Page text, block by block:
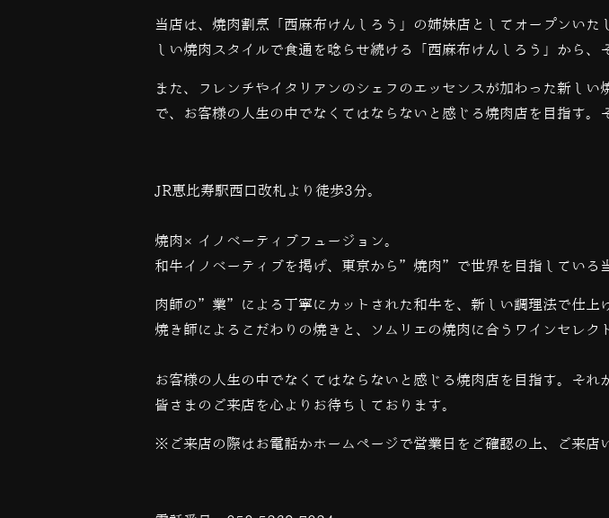
当店は、焼肉割烹「西麻布けんしろう」の姉妹店としてオープンい
しい焼肉スタイルで食通を唸らせ続ける「西麻布けんしろう」から、
また、フレンチやイタリアンのシェフのエッセンスが加わった新し
で、お客様の人生の中でなくてはならないと感じる焼肉店を目指す。
JR恵比寿駅西口改札より徒歩3分。
焼肉×イノベーティブフュージョン。
和牛イノベーティブを掲げ、東京から”焼肉”で世界を目指している
肉師の”業”による丁寧にカットされた和牛を、新しい調理法で仕上
焼き師によるこだわりの焼きと、ソムリエの焼肉に合うワインセレク
お客様の人生の中でなくてはならないと感じる焼肉店を目指す。それ
皆さまのご来店を心よりお待ちしております。
※ご来店の際はお電話かホームページで営業日をご確認の上、ご来店